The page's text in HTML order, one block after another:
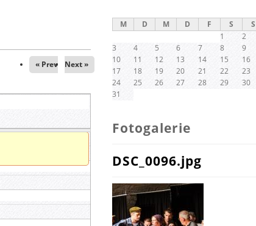
« Prev Next »
M D M D F S
S
1
2
3
4 5 6 7 8
9
10
11 12 13 14 15
16
17
18 19 20 21 22
23
24
25 26 27 28 29
30
31
Fotogalerie
DSC_0096.jpg